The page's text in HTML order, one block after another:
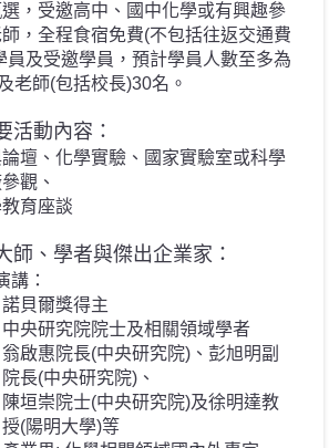
，受邀高中、國中化學或有興趣參
，全程食宿免費(不包括往返交通費
員及受邀學員，預計學員人數至多為
老師(包括校長)30名。
活動內容：
壇、化學實驗、國家實驗室或科學
觀、
育座談
師、學者與傑出企業家：
講：
諾貝爾獎得主
中央研究院院士及相關領域學者
翁啟惠院長(中央研究院)、彭旭明副
院長(中央研究院)、
陳垣崇院士(中央研究院)及徐明達教
授(陽明大學)等